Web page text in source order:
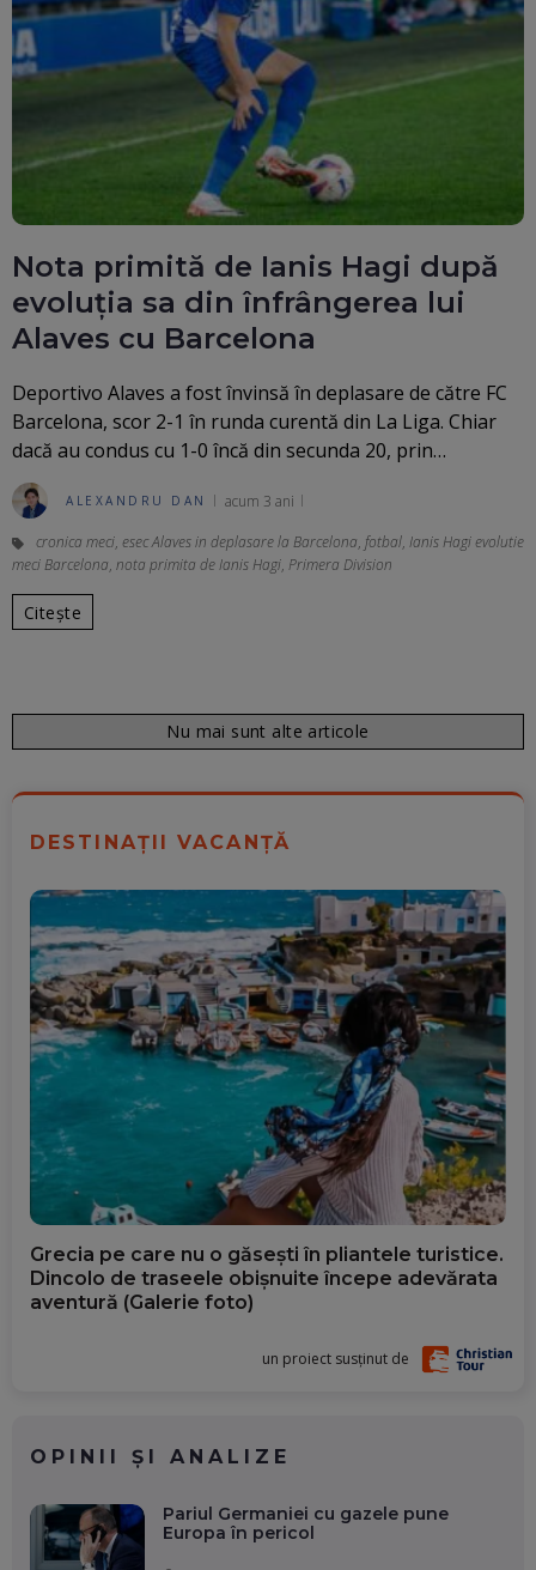
Nota primită de Ianis Hagi după
evoluția sa din înfrângerea lui
Alaves cu Barcelona
Deportivo Alaves a fost învinsă în deplasare de către FC
Barcelona, scor 2-1 în runda curentă din La Liga. Chiar
dacă au condus cu 1-0 încă din secunda 20, prin…
ALEXANDRU DAN acum 3 ani
cronica meci, esec Alaves in deplasare la Barcelona, fotbal, Ianis Hagi evolutie
meci Barcelona, nota primita de Ianis Hagi, Primera Division
Citește
Nu mai sunt alte articole
DESTINAȚII VACANȚĂ
Grecia pe care nu o găsești în pliantele turistice.
Dincolo de traseele obișnuite începe adevărata
aventură (Galerie foto)
un proiect susținut de
OPINII ȘI ANALIZE
Pariul Germaniei cu gazele pune
Europa în pericol